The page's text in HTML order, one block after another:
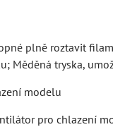
plně roztavit
Měděná tryska,
modelu
pro chlazení